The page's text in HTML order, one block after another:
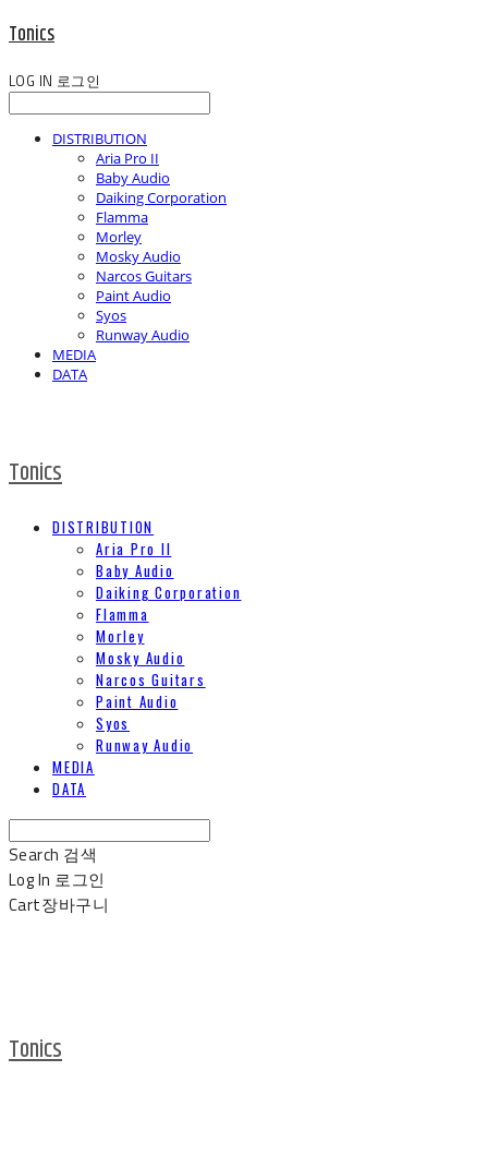
Tonics
LOG IN 로그인
DISTRIBUTION
Aria Pro II
Baby Audio
Daiking Corporation
Flamma
Morley
Mosky Audio
Narcos Guitars
Paint Audio
Syos
Runway Audio
MEDIA
DATA
Tonics
DISTRIBUTION
Aria Pro II
Baby Audio
Daiking Corporation
Flamma
Morley
Mosky Audio
Narcos Guitars
Paint Audio
Syos
Runway Audio
MEDIA
DATA
Search 검색
Log In 로그인
Cart장바구니
Tonics